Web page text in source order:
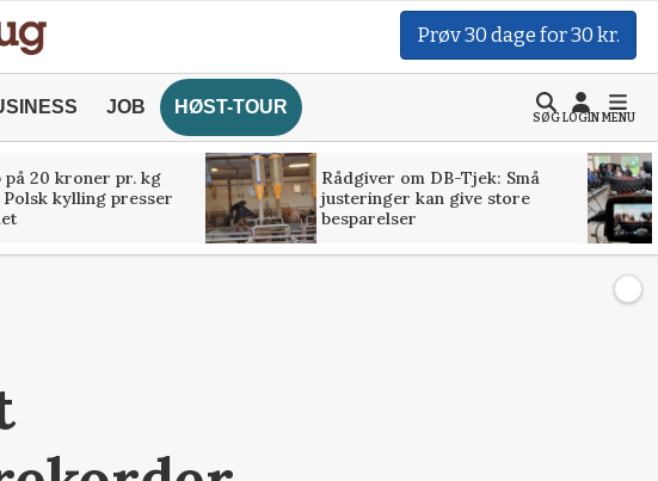
Prøv 30 dage for 30 kr.
JOB HØST-TOUR
SØGLOGINMENU
på 20 kroner pr. kg
kylling presser
Rådgiver om DB-Tjek: Små
justeringer kan give store
besparelser